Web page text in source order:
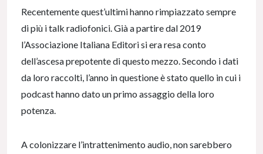
Recentemente quest’ultimi hanno rimpiazzato sempre
di più i talk radiofonici. Già a partire dal 2019
l’Associazione Italiana Editori si era resa conto
dell’ascesa prepotente di questo mezzo. Secondo i dati
da loro raccolti, l’anno in questione è stato quello in cui i
podcast hanno dato un primo assaggio della loro
potenza.
A colonizzare l’intrattenimento audio, non sarebbero